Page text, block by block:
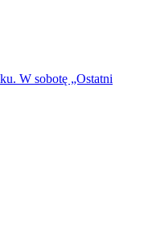
W sobotę „Ostatni